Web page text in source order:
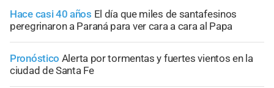
Hace casi 40 años El día que miles de santafesinos
peregrinaron a Paraná para ver cara a cara al Papa
Pronóstico Alerta por tormentas y fuertes vientos en la
ciudad de Santa Fe